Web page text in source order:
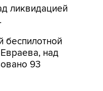
ликвидацией
беспилотной
над
93